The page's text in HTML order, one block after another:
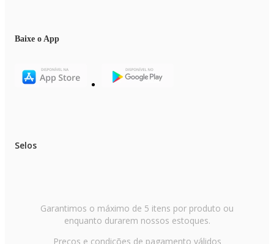
Baixe o App
Selos
Garantimos o máximo de 5 itens por produto ou
enquanto durarem nossos estoques.
Preços e condições de pagamento válidos